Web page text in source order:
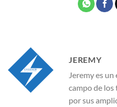
JEREMY
Jeremy es
campo de
por sus